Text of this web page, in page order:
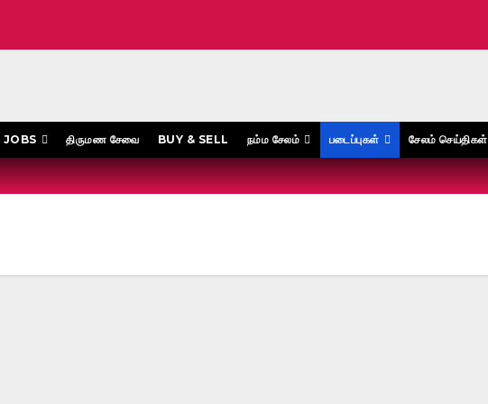
JOBS திருமண சேவை BUY & SELL நம்ம சேலம் படைப்புகள் சேலம் செய்திகள்